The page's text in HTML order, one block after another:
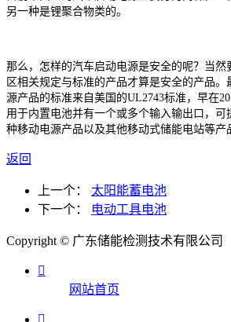
另一种是锂聚合物类的。
那么， 怎样的汽车启动电源是安全的呢？当然
区相关规定与标准的产品才算是安全的产品
源产品的标准来自美国的UL2743标准，早在
用于内置电池并有一个或多个输入输出口，可
种移动电源产品以及其他移动式储能电站等产
返回
上一个： 太阳能蓄电池
下一个：
电动工具电池
Copyright © 广东储能检测技术有限公司

网站首页